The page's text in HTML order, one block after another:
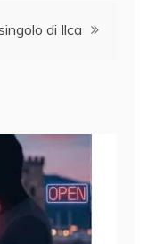
di Ilca